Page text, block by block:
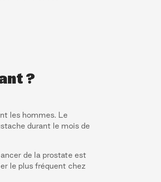
?
les hommes. Le
durant le mois de
de la prostate est
le plus fréquent chez